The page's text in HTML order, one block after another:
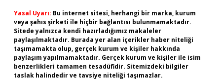
Yasal Uyarı: Bu internet sitesi, herhangi bir marka, kurum
veya şahıs şirketi ile hiçbir bağlantısı bulunmamaktadır.
Sitede yalnızca kendi hazırladığımız makaleler
paylaşılmaktadır. Burada yer alan içerikler haber niteliği
taşımamakta olup, gerçek kurum ve kişiler hakkında
paylaşım yapılmamaktadır. Gerçek kurum ve kişiler ile isim
benzerlikleri tamamen tesadüfidir. Sitemizdeki bilgiler
taslak halindedir ve tavsiye niteliği taşımazlar.